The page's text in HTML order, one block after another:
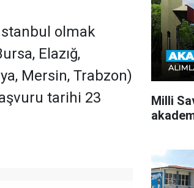
olmak
Elazığ,
Mersin, Trabzon)
tarihi 23
Milli